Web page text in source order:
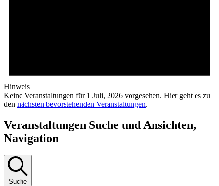
Hinweis
Keine Veranstaltungen für 1 Juli, 2026 vorgesehen. Hier geht es zu
den nächsten bevorstehenden Veranstaltungen.
Veranstaltungen Suche und Ansichten,
Navigation
Suche